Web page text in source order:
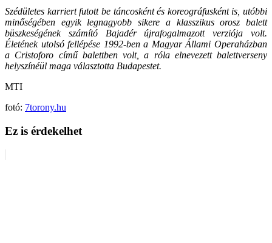
Szédületes karriert futott be táncosként és koreográfusként is, utóbbi
minőségében egyik legnagyobb sikere a klasszikus orosz balett
büszkeségének számító Bajadér újrafogalmazott verziója volt.
Életének utolsó fellépése 1992-ben a Magyar Állami Operaházban
a Cristoforo című balettben volt, a róla elnevezett balettverseny
helyszínéül maga választotta Budapestet.
MTI
fotó: 7torony.hu
Ez is érdekelhet